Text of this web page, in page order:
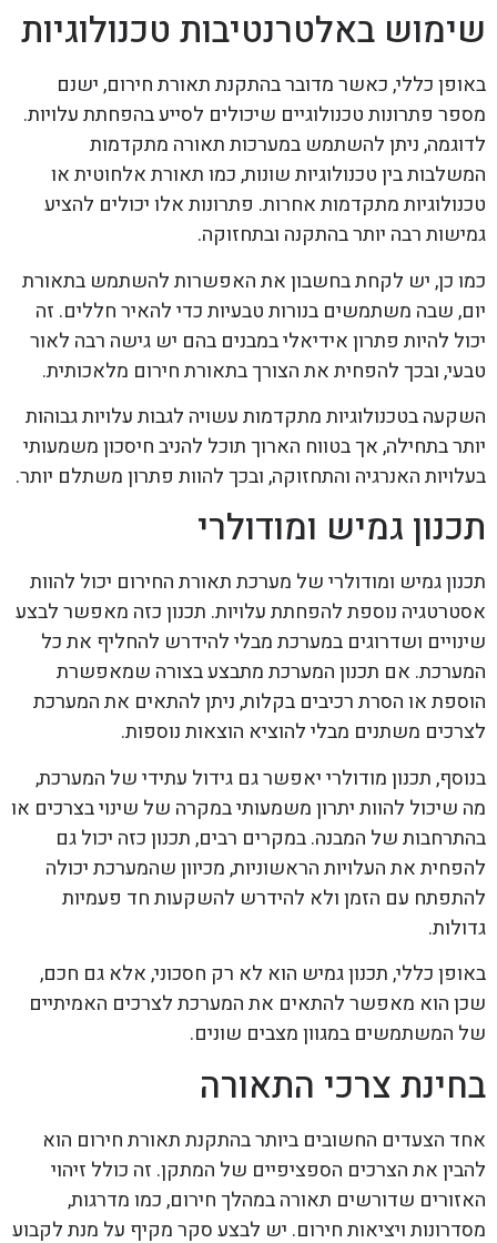
שימוש באלטרנטיבות טכנולוגיות
באופן כללי, כאשר מדובר בהתקנת תאורת חירום, ישנם
מספר פתרונות טכנולוגיים שיכולים לסייע בהפחתת עלויות.
לדוגמה, ניתן להשתמש במערכות תאורה מתקדמות
המשלבות בין טכנולוגיות שונות, כמו תאורת אלחוטית או
טכנולוגיות מתקדמות אחרות. פתרונות אלו יכולים להציע
גמישות רבה יותר בהתקנה ובתחזוקה.
כמו כן, יש לקחת בחשבון את האפשרות להשתמש בתאורת
יום, שבה משתמשים בנורות טבעיות כדי להאיר חללים. זה
יכול להיות פתרון אידיאלי במבנים בהם יש גישה רבה לאור
טבעי, ובכך להפחית את הצורך בתאורת חירום מלאכותית.
השקעה בטכנולוגיות מתקדמות עשויה לגבות עלויות גבוהות
יותר בתחילה, אך בטווח הארוך תוכל להניב חיסכון משמעותי
בעלויות האנרגיה והתחזוקה, ובכך להוות פתרון משתלם יותר.
תכנון גמיש ומודולרי
תכנון גמיש ומודולרי של מערכת תאורת החירום יכול להוות
אסטרטגיה נוספת להפחתת עלויות. תכנון כזה מאפשר לבצע
שינויים ושדרוגים במערכת מבלי להידרש להחליף את כל
המערכת. אם תכנון המערכת מתבצע בצורה שמאפשרת
הוספת או הסרת רכיבים בקלות, ניתן להתאים את המערכת
לצרכים משתנים מבלי להוציא הוצאות נוספות.
בנוסף, תכנון מודולרי יאפשר גם גידול עתידי של המערכת,
מה שיכול להוות יתרון משמעותי במקרה של שינוי בצרכים או
בהתרחבות של המבנה. במקרים רבים, תכנון כזה יכול גם
להפחית את העלויות הראשוניות, מכיוון שהמערכת יכולה
להתפתח עם הזמן ולא להידרש להשקעות חד פעמיות
גדולות.
באופן כללי, תכנון גמיש הוא לא רק חסכוני, אלא גם חכם,
שכן הוא מאפשר להתאים את המערכת לצרכים האמיתיים
של המשתמשים במגוון מצבים שונים.
בחינת צרכי התאורה
אחד הצעדים החשובים ביותר בהתקנת תאורת חירום הוא
להבין את הצרכים הספציפיים של המתקן. זה כולל זיהוי
האזורים שדורשים תאורה במהלך חירום, כמו מדרגות,
מסדרונות ויציאות חירום. יש לבצע סקר מקיף על מנת לקבוע